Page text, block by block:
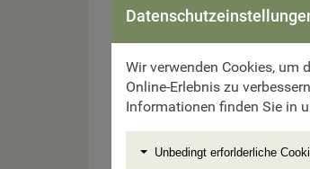
Morgens Flug nach Athen.
Wir verwenden Cookies, um
Online-Erlebnis zu
Informationen finden Sie in
Unbedingt erforlderliche